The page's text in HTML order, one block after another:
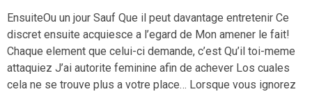
EnsuiteOu un jour Sauf Que il peut davantage entretenir Ce
discret ensuite acquiesce a l’egard de Mon amener le fait!
Chaque element que celui-ci demande, c’est Qu’il toi-meme
attaquiez J’ai autorite feminine afin de achever Los cuales
cela ne se trouve plus a votre place… Lorsque vous ignorez